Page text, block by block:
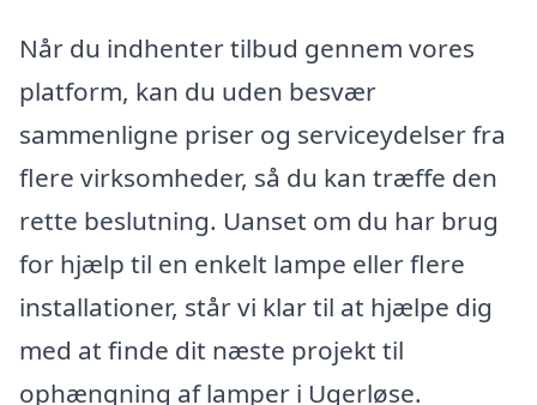
Når du indhenter tilbud gennem vores
platform, kan du uden besvær
sammenligne priser og serviceydelser fra
flere virksomheder, så du kan træffe den
rette beslutning. Uanset om du har brug
for hjælp til en enkelt lampe eller flere
installationer, står vi klar til at hjælpe dig
med at finde dit næste projekt til
ophængning af lamper i Ugerløse.